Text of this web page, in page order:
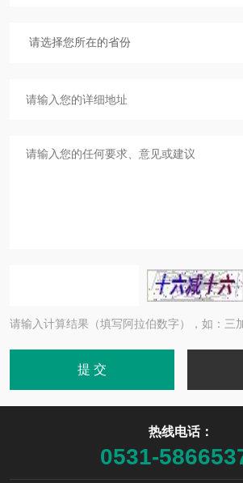
请输入计算结果（填写阿拉伯数字），如：三
热线电话：
0531-